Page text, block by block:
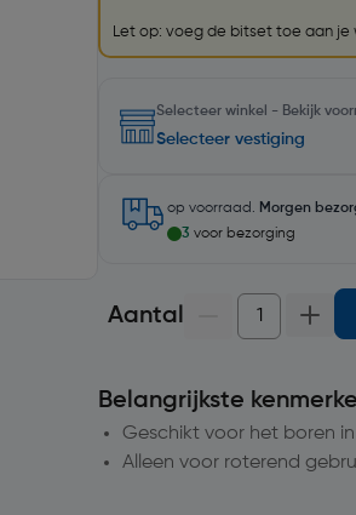
Let op: voeg de bitset toe aan je
Selecteer winkel - Bekijk
Selecteer vestiging
op voorraad. Morgen
3 voor bezorging
Aantal
Belangrijkste
Geschikt voor het boren
Alleen voor roterend